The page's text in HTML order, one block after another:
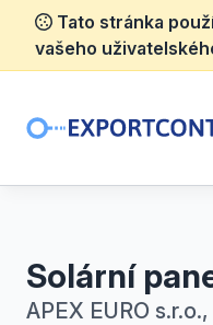
Tato stránka
vašeho
Solární
APEX EURO